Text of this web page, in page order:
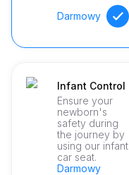
Darmowy
Infant Control
Ensure your
newborn's
safety during
the journey by
using our infant
car seat.
Darmowy